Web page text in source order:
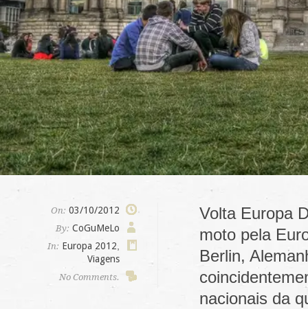
On: 03/10/2012
By: CoGuMeLo
In: Europa 2012
Viagens
No Comments.
Volta Europa
moto pela
Berlin,
nacionais da